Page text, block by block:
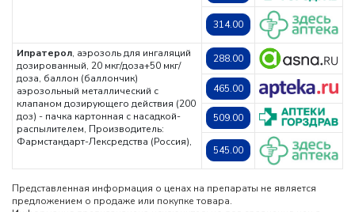
314.00
Ипратерол, аэрозоль для ингаляций
дозированный, 20 мкг/доза+50 мкг/
доза, баллон (баллончик)
аэрозольный металлический с
клапаном дозирующего действия (200
доз) - пачка картонная с насадкой-
распылителем, Производитель:
Фармстандарт-Лексредства (Россия),
288.00
465.00
509.00
545.00
Представленная информация о ценах на препараты не является
предложением о продаже или покупке товара.